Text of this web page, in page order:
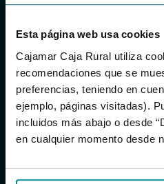
Esta página web usa cookies
Cajamar Caja Rural utiliza
recomendaciones que se
preferencias, teniendo en
ejemplo, páginas visitadas).
incluidos más abajo o desde
en cualquier momento desde
Cajamar Caja Rural,
Crédito es una entidad
al Grupo Cooperativo
Español English Valencià
© Cajamar Caja Rural,
Todos los derechos